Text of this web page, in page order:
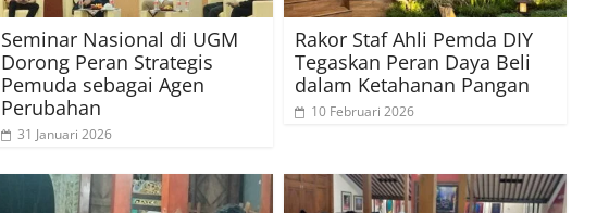
Seminar Nasional di UGM
Dorong Peran Strategis
Pemuda sebagai Agen
Perubahan
31 Januari 2026
Rakor Staf Ahli Pemda DIY
Tegaskan Peran Daya Beli
dalam Ketahanan Pangan
10 Februari 2026